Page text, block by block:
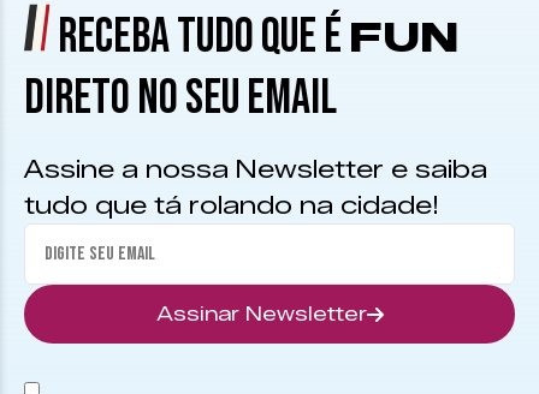
RECEBA TUDO QUE É FUN
DIRETO NO SEU EMAIL
Assine a nossa Newsletter e saiba
tudo que tá rolando na cidade!
Assinar Newsletter